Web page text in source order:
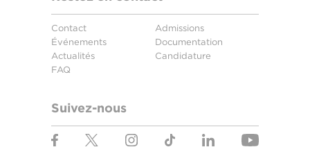
Contact
Événements
Actualités
FAQ
Admissions
Documentation
Candidature
Suivez-nous